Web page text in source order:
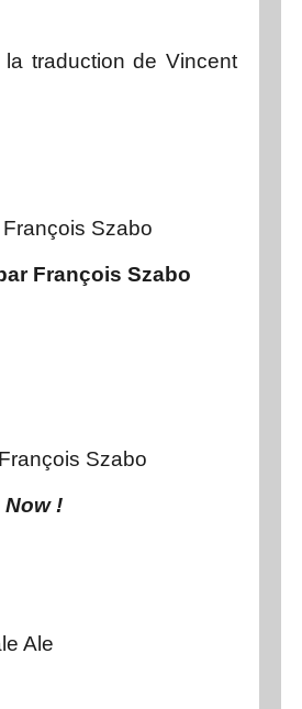
traduction de Vincent
Szabo
François Szabo
Szabo
Now !
Ale